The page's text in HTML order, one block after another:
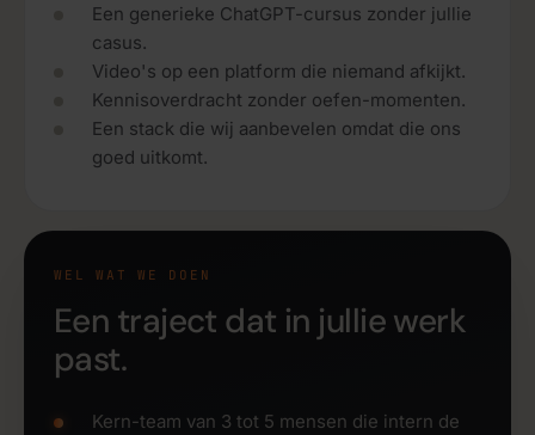
Een generieke ChatGPT-cursus zonder jullie
casus.
Video's op een platform die niemand afkijkt.
Kennisoverdracht zonder oefen-momenten.
Een stack die wij aanbevelen omdat die ons
goed uitkomt.
WEL WAT WE DOEN
Een traject dat in jullie werk
past.
Kern-team van 3 tot 5 mensen die intern de